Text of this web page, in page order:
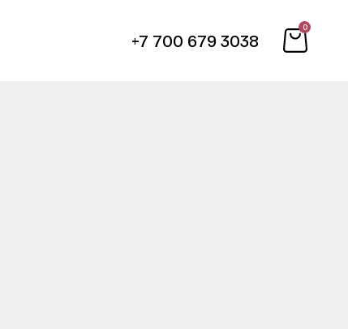
+7 700 679 3038
0